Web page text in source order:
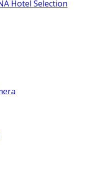
Hotel Selection